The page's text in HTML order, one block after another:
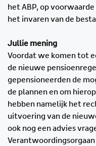
het ABP, op
het invaren van de
Jullie mening
Voordat we komen tot
de nieuwe
gepensioneerden de
de plannen en om
hebben namelijk het
uitvoering van de
ook nog een advies
Verantwoordingsorgaan